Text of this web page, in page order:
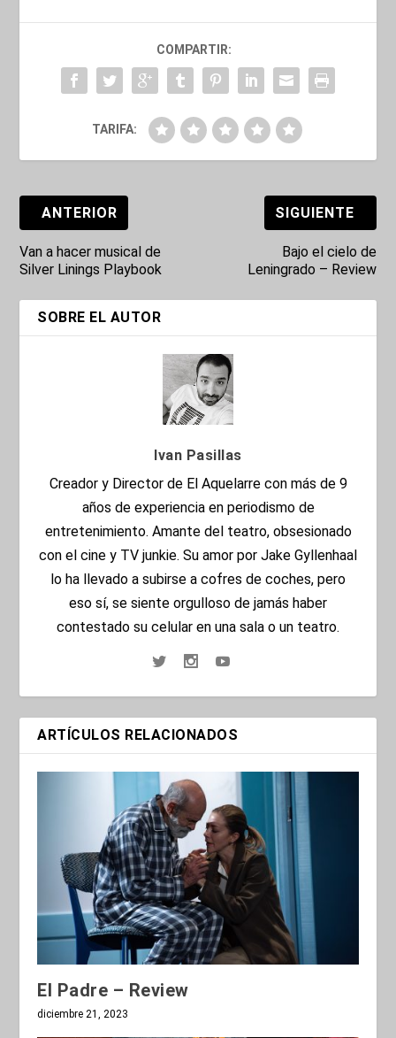
COMPARTIR:
TARIFA:
ANTERIOR
Van a hacer musical de
Silver Linings Playbook
SIGUIENTE
Bajo el cielo de
Leningrado – Review
SOBRE EL AUTOR
Ivan Pasillas
Creador y Director de El Aquelarre con más de 9
años de experiencia en periodismo de
entretenimiento. Amante del teatro, obsesionado
con el cine y TV junkie. Su amor por Jake Gyllenhaal
lo ha llevado a subirse a cofres de coches, pero
eso sí, se siente orgulloso de jamás haber
contestado su celular en una sala o un teatro.
ARTÍCULOS RELACIONADOS
El Padre – Review
diciembre 21, 2023